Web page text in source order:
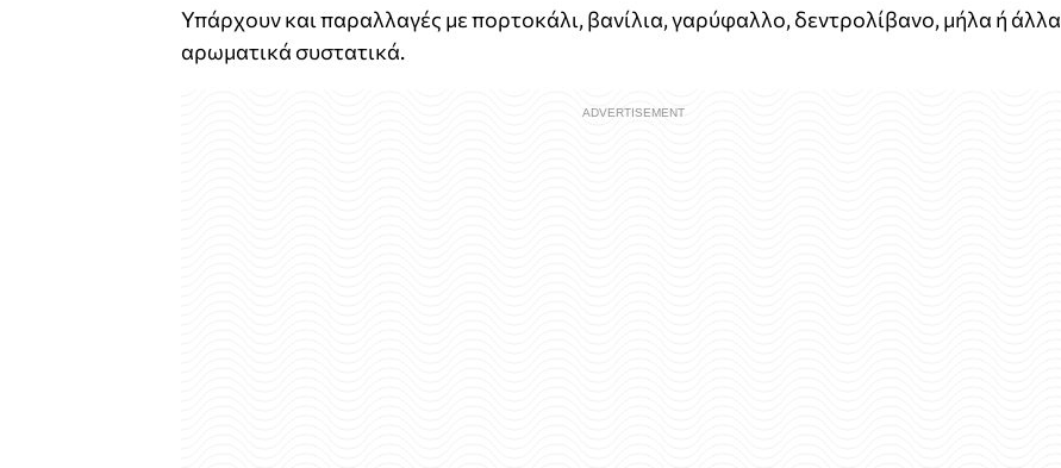
Υπάρχουν και παραλλαγές με πορτοκάλι, βανίλια, γαρύφαλλο, δεντρολίβανο, μήλα ή άλλα
αρωματικά συστατικά.